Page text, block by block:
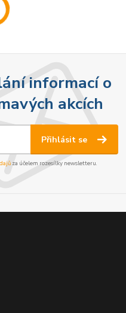
informací o
akcích
Přihlásit se
za účelem rozesílky newsletteru.